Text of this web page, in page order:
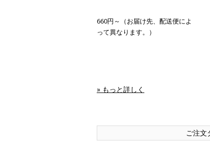
660円～（お届け先、配送便によ
って異なります。）
» もっと詳しく
ご注文